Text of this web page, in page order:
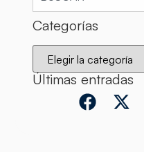
Categorías
Últimas entradas